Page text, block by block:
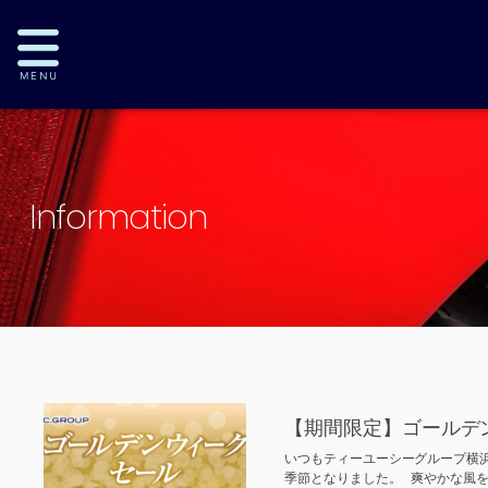
Information
【期間限定】ゴール
いつもティーユーシーグループ
季節となりました。 爽やかな風